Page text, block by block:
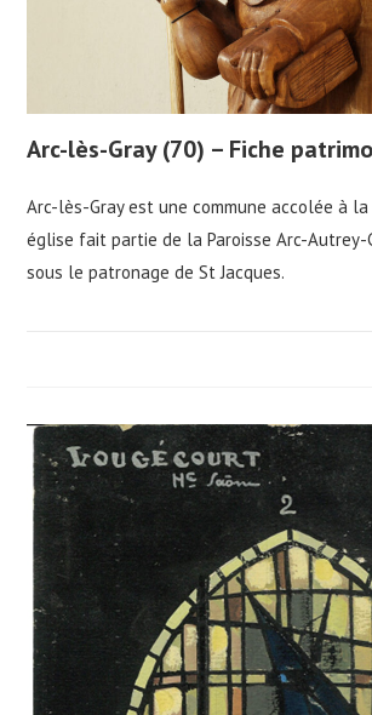
Arc-lès-Gray (70) – Fiche
Arc-lès-Gray est une commune accolée à la
église fait partie de la Paroisse Arc-
sous le patronage de St Jacques.